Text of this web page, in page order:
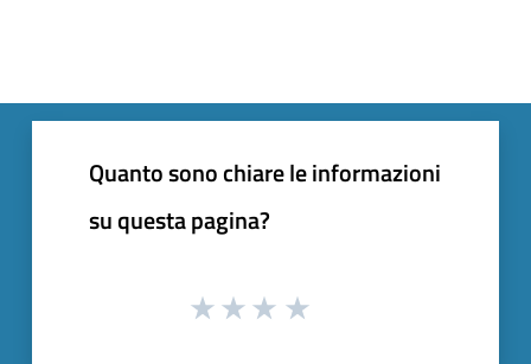
Quanto sono chiare le informazioni
su questa pagina?